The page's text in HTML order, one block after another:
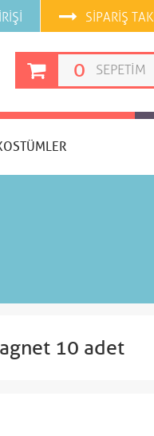
SIPARIŞ
0 SEPETIM
10 adet